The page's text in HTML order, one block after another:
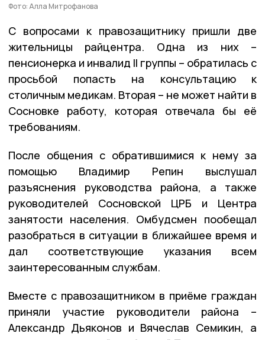
Фото: Алла Митрофанова
С вопросами к правозащитнику пришли две
жительницы райцентра. Одна из них –
пенсионерка и инвалид II группы – обратилась с
просьбой попасть на консультацию к
столичным медикам. Вторая – не может найти в
Сосновке работу, которая отвечала бы её
требованиям.
После общения с обратившимися к нему за
помощью Владимир Репин выслушал
разъяснения руководства района, а также
руководителей Сосновской ЦРБ и Центра
занятости населения. Омбудсмен пообещал
разобраться в ситуации в ближайшее время и
дал соответствующие указания всем
заинтересованным службам.
Вместе с правозащитником в приёме граждан
приняли участие руководители района –
Александр Дьяконов и Вячеслав Семикин, а